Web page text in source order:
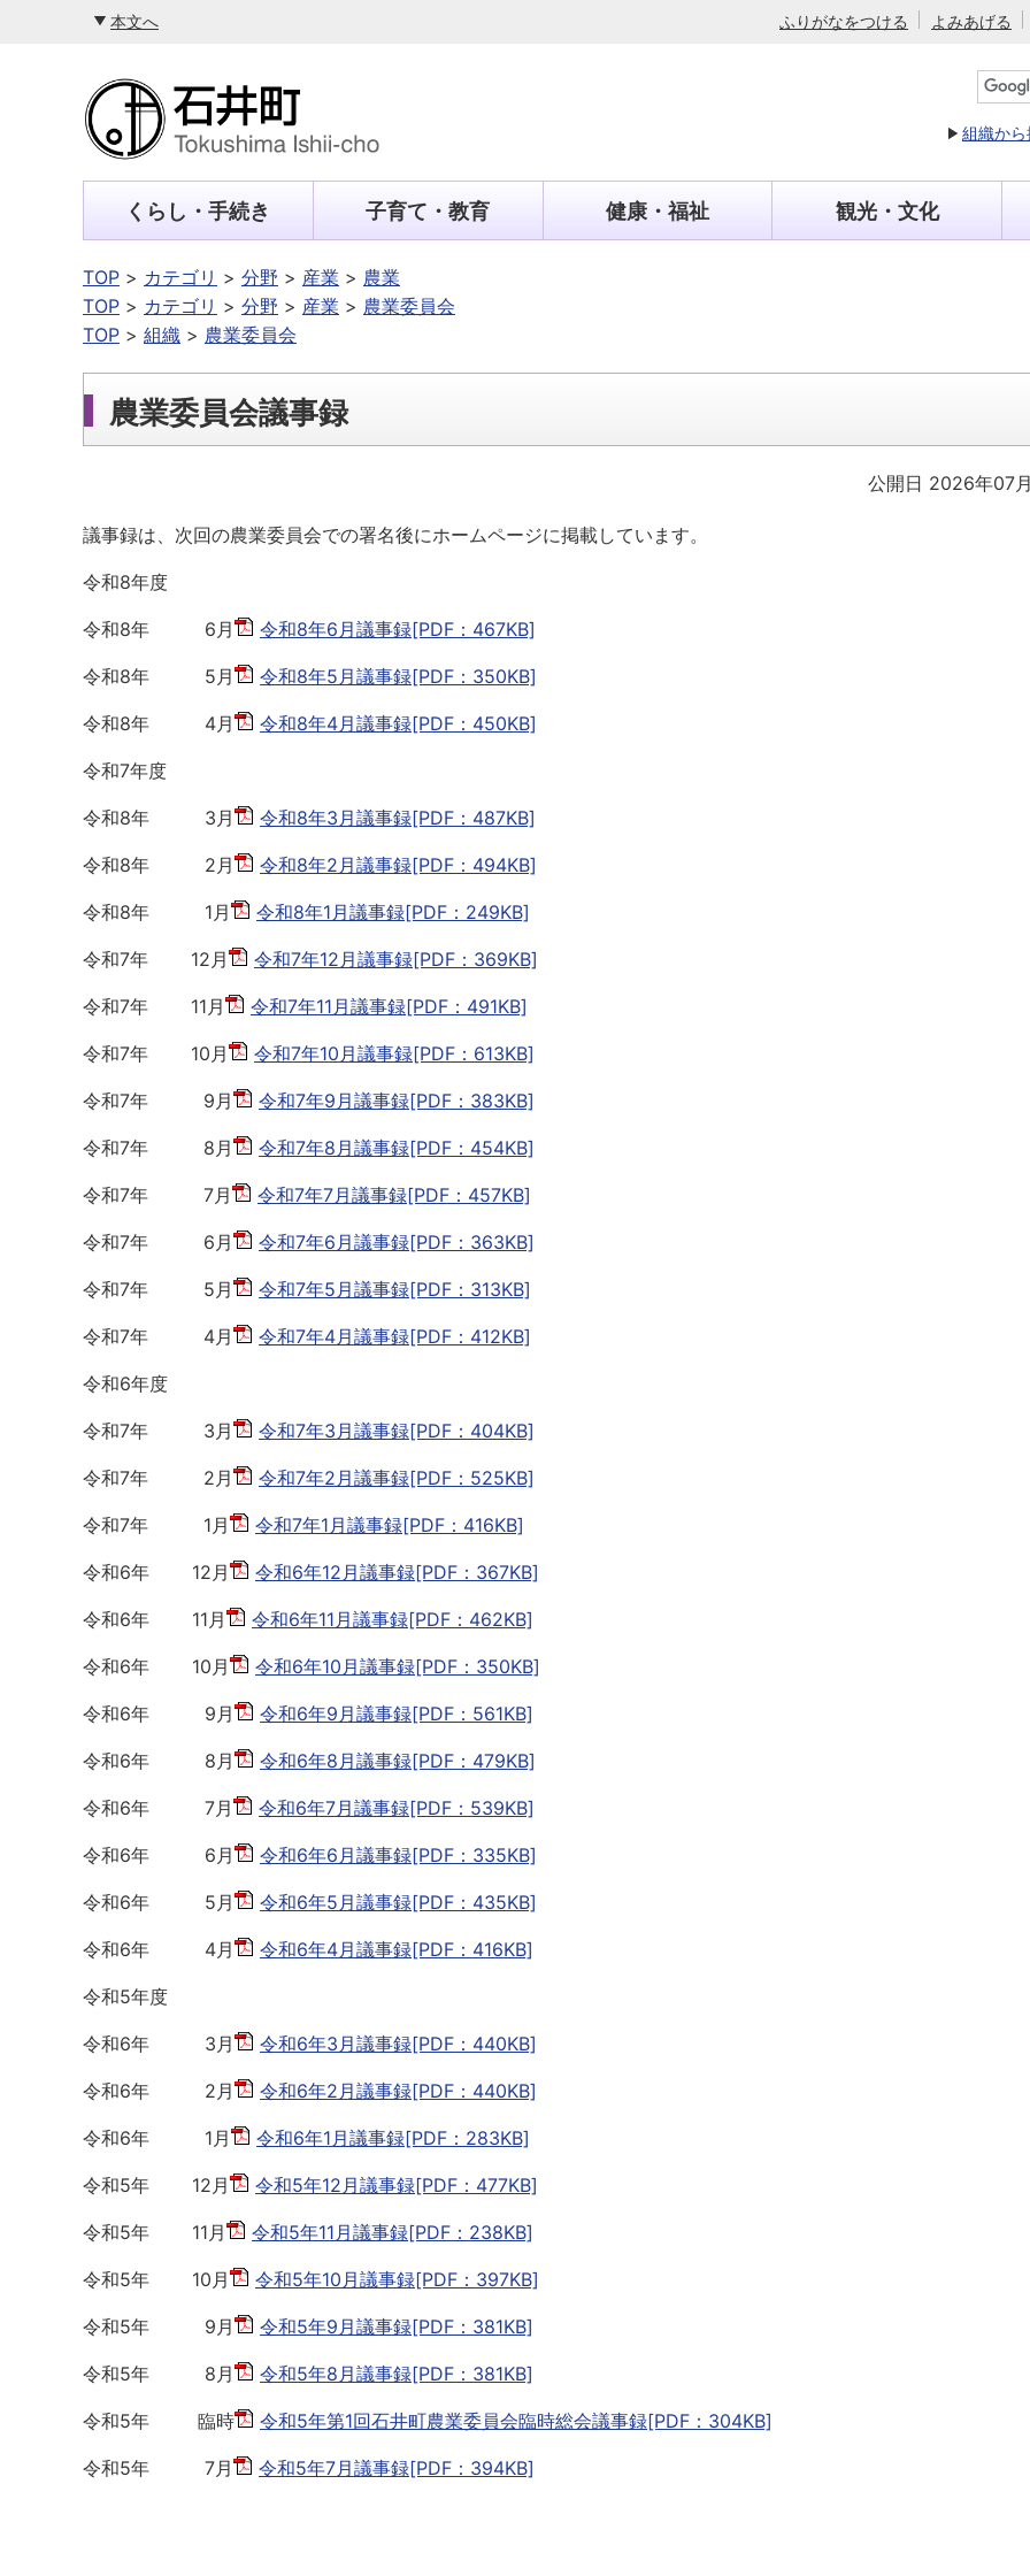
本文へ ふりがなをつける よみあげる
組織から
くらし・手続き 子育て・教育 健康・福祉 観光・文化
TOP カテゴリ 分野 産業
農業
TOP
カテゴリ 分野 産業
農業委員会
TOP
組織 農業委員会
農業委員会議事録
公開日 2026年07
議事録は、次回の農業委員会での署名後にホームページに掲載しています。
令和8年度
令和8年 6月 令和8年6月議事録[PDF：467KB]
令和8年 5月 令和8年5月議事録[PDF：350KB]
令和8年 4月 令和8年4月議事録[PDF：450KB]
令和7年度
令和8年 3月 令和8年3月議事録[PDF：487KB]
令和8年 2月 令和8年2月議事録[PDF：494KB]
令和8年 1月 令和8年1月議事録[PDF：249KB]
令和7年 12月 令和7年12月議事録[PDF：369KB]
令和7年 11月 令和7年11月議事録[PDF：491KB]
令和7年 10月 令和7年10月議事録[PDF：613KB]
令和7年 9月 令和7年9月議事録[PDF：383KB]
令和7年 8月 令和7年8月議事録[PDF：454KB]
令和7年 7月 令和7年7月議事録[PDF：457KB]
令和7年 6月 令和7年6月議事録[PDF：363KB]
令和7年 5月 令和7年5月議事録[PDF：313KB]
令和7年 4月 令和7年4月議事録[PDF：412KB]
令和6年度
令和7年 3月 令和7年3月議事録[PDF：404KB]
令和7年 2月 令和7年2月議事録[PDF：525KB]
令和7年 1月 令和7年1月議事録[PDF：416KB]
令和6年 12月 令和6年12月議事録[PDF：367KB]
令和6年 11月 令和6年11月議事録[PDF：462KB]
令和6年 10月 令和6年10月議事録[PDF：350KB]
令和6年 9月 令和6年9月議事録[PDF：561KB]
令和6年 8月 令和6年8月議事録[PDF：479KB]
令和6年 7月 令和6年7月議事録[PDF：539KB]
令和6年 6月 令和6年6月議事録[PDF：335KB]
令和6年 5月 令和6年5月議事録[PDF：435KB]
令和6年 4月 令和6年4月議事録[PDF：416KB]
令和5年度
令和6年 3月 令和6年3月議事録[PDF：440KB]
令和6年 2月 令和6年2月議事録[PDF：440KB]
令和6年 1月 令和6年1月議事録[PDF：283KB]
令和5年 12月 令和5年12月議事録[PDF：477KB]
令和5年 11月 令和5年11月議事録[PDF：238KB]
令和5年 10月 令和5年10月議事録[PDF：397KB]
令和5年 9月 令和5年9月議事録[PDF：381KB]
令和5年 8月 令和5年8月議事録[PDF：381KB]
令和5年 臨時 令和5年第1回石井町農業委員会臨時総会議事録[PDF：304KB]
令和5年 7月 令和5年7月議事録[PDF：394KB]